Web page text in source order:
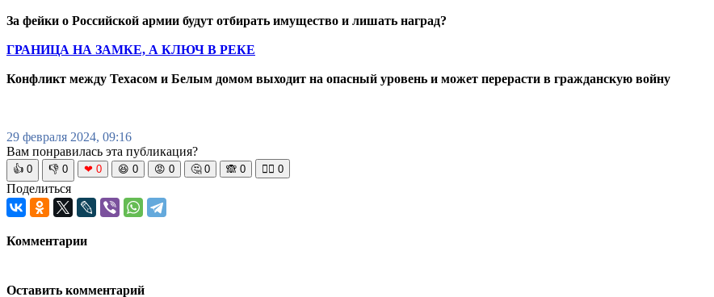
За фейки о Российской армии будут отбирать имущество и лишать наград?
ГРАНИЦА НА ЗАМКЕ, А КЛЮЧ В РЕКЕ
Конфликт между Техасом и Белым домом выходит на опасный уровень и может перерасти в гражданскую войну
29 февраля 2024, 09:16
Вам понравилась эта публикация?
👍 0 👎 0 ❤ 0 😆 0 😡 0 🤔 0 🙈 0 🧘‍♀️ 0
Поделиться
Комментарии
Оставить комментарий